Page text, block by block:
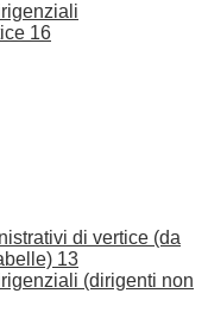
16
di vertice (da
13
(dirigenti non